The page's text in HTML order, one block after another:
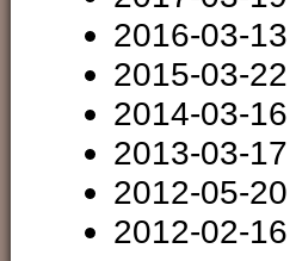
2016-03-
2015-03-
2014-03-
2013-03-
2012-05-
2012-02-